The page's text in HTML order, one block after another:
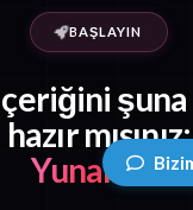
BAŞLAYIN
hazır mısınız:
Yunanca?